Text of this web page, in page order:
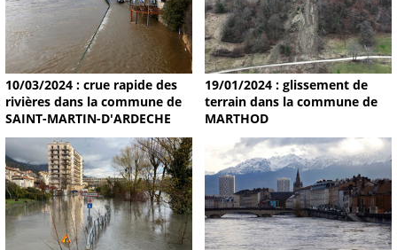
10/03/2024 : crue rapide des
rivières dans la commune de
SAINT-MARTIN-D'ARDECHE
19/01/2024 : glissement de
terrain dans la commune de
MARTHOD